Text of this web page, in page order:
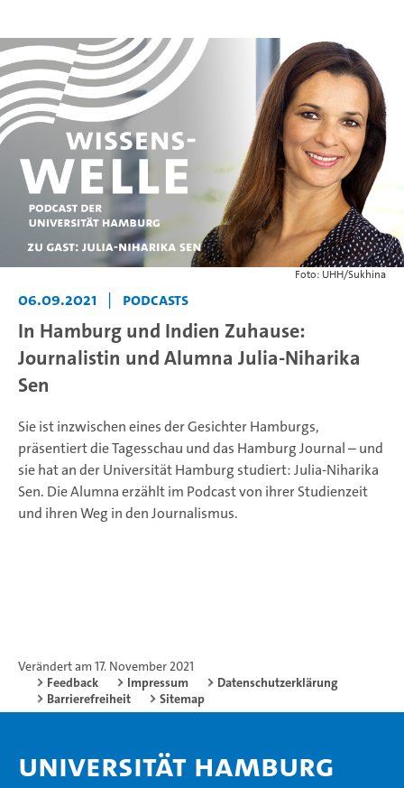
Foto: UHH/Sukhina
06.09.2021 | Podcasts
In Hamburg und Indien Zuhause:
Journalistin und Alumna Julia-Niharika
Sen
Sie ist inzwischen eines der Gesichter Hamburgs,
präsentiert die Tagesschau und das Hamburg Journal – und
sie hat an der Universität Hamburg studiert: Julia-Niharika
Sen. Die Alumna erzählt im Podcast von ihrer Studienzeit
und ihren Weg in den Journalismus.
Verändert am 17. November 2021
Feedback
Impressum
Datenschutzerklärung
Barrierefreiheit
Sitemap
Universität Hamburg